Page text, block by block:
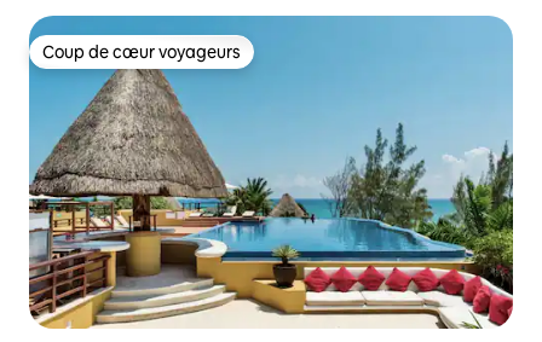
Coup de cœur voyageurs
Coup de cœur voyageurs